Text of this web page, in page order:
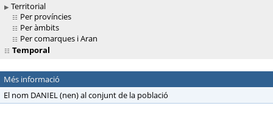
Territorial
Per províncies
Per àmbits
Per comarques i Aran
Temporal
Més informació
El nom DANIEL (nen) al conjunt de la població